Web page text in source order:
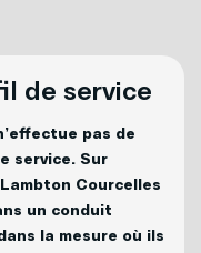
de service
pas de
service. Sur
Courcelles
un conduit
la mesure où ils